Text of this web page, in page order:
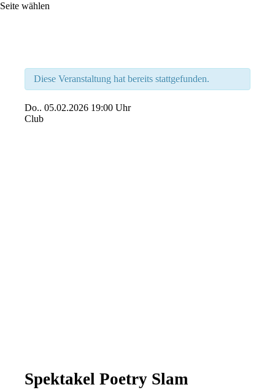
Seite wählen
Diese Veranstaltung hat bereits stattgefunden.
Do.. 05.02.2026 19:00 Uhr
Club
Spektakel Poetry Slam